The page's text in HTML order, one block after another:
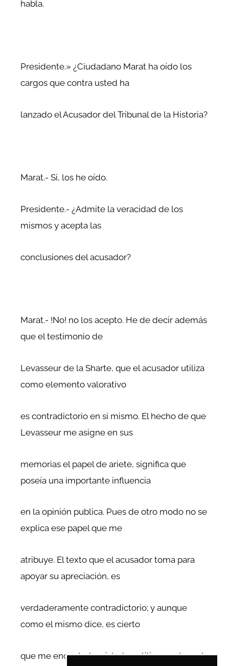
habla.
Presidente.» ¿Ciudadano Marat ha oído los
cargos que contra usted ha
lanzado el Acusador del Tribunal de la Historia?
Marat.- Si, los he oído.
Presidente.- ¿Admite la veracidad de los
mismos y acepta las
conclusiones del acusador?
Marat.- !No! no los acepto. He de decir además
que el testimonio de
Levasseur de la Sharte, que el acusador utiliza
como elemento valorativo
es contradictorio en si mismo. El hecho de que
Levasseur me asigne en sus
memorias el papel de ariete, significa que
poseía una importante influencia
en la opinión publica. Pues de otro modo no se
explica ese papel que me
atribuye. El texto que el acusador toma para
apoyar su apreciación, es
verdaderamente contradictorio; y aunque
como el mismo dice, es cierto
que me encontraba aislado políticamente en la